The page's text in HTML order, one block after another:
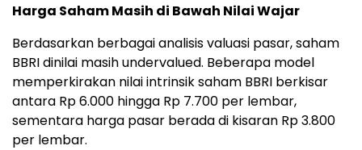
Harga Saham Masih di Bawah Nilai Wajar
Berdasarkan berbagai analisis valuasi pasar, saham
BBRI dinilai masih undervalued. Beberapa model
memperkirakan nilai intrinsik saham BBRI berkisar
antara Rp 6.000 hingga Rp 7.700 per lembar,
sementara harga pasar berada di kisaran Rp 3.800
per lembar.